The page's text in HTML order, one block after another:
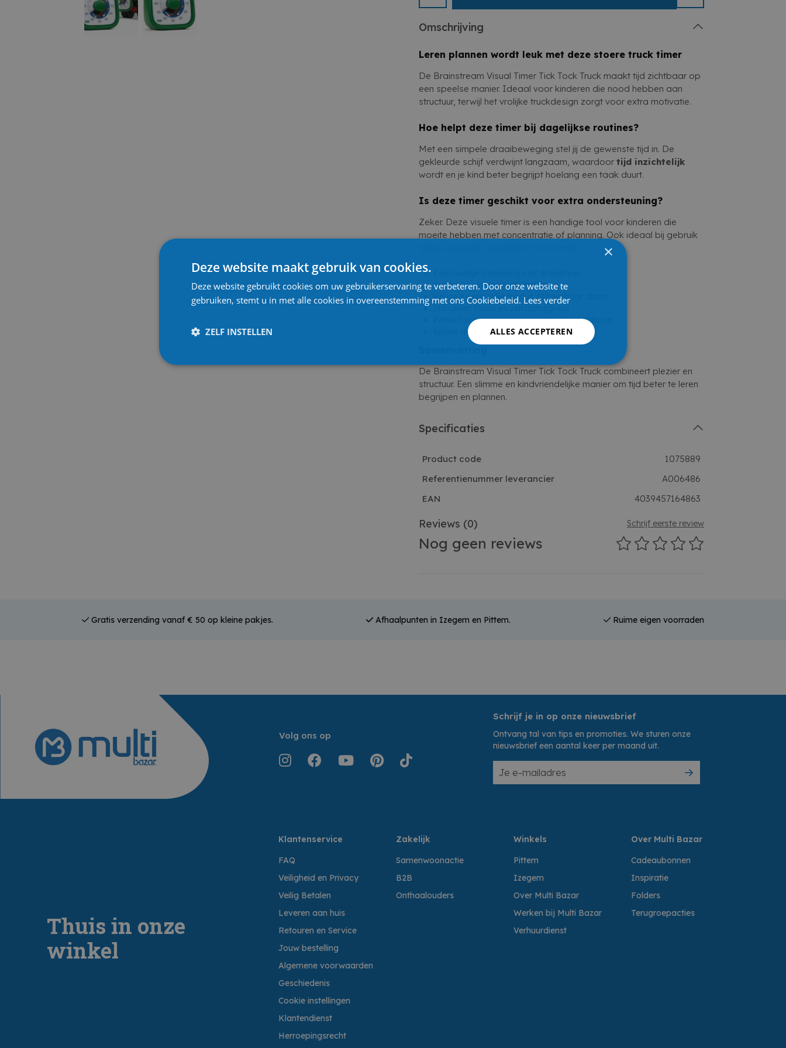
Speels truckdesign dat aanspreekt
De Brainstream Visual Timer Tick Tock Truck combineert plezier
en structuur. Een slimme en kindvriendelijke manier om tijd beter
te leren begrijpen en plannen.
Omschrijving
Leren plannen wordt leuk met deze stoere truck timer
De Brainstream Visual Timer Tick Tock Truck maakt tijd zichtbaar op
een speelse manier. Ideaal voor kinderen die nood hebben aan
structuur, terwijl het vrolijke truckdesign zorgt voor extra motivatie.
Hoe helpt deze timer bij dagelijkse routines?
Met een simpele draaibeweging stel jij de gewenste tijd in. De
gekleurde schijf verdwijnt langzaam, waardoor tijd inzichtelijk
wordt en je kind beter begrijpt hoelang een taak duurt.
Is deze timer geschikt voor extra ondersteuning?
Zeker. Deze visuele timer is een handige tool voor kinderen die
moeite hebben met concentratie of planning. Ook ideaal bij gebruik
Duidelijke visuele tijdsweergave
Keuze tussen stille modus of hoorbaar alarm
Perfect voor kinderen en bij ADHD of autisme
Speels truckdesign dat aanspreekt
De Brainstream Visual Timer Tick Tock Truck combineert plezier en
structuur. Een slimme en kindvriendelijke manier om tijd beter te leren
begrijpen en plannen.
Specificaties
Product code
1075889
Referentienummer leverancier
A006486
EAN
4039457164863
Reviews (0) Schrijf eerste review
Nog geen reviews
Gratis verzending vanaf € 50 op kleine pakjes. Afhaalpunten in Izegem en Pittem. Ruime eigen voorraden
Volg ons op
Schrijf je in op onze nieuwsbrief
Ontvang tal van tips en promoties. We sturen onze
nieuwsbrief een aantal keer per maand uit.
Thuis in onze
winkel
Klantenservice
FAQ
Veiligheid en Privacy
Veilig Betalen
Leveren aan huis
Retouren en Service
Jouw bestelling
Algemene voorwaarden
Geschiedenis
Cookie instellingen
Klantendienst
Herroepingsrecht
Zakelijk
Samenwoonactie
B2B
Onthaalouders
Winkels
Pittem
Izegem
Over Multi Bazar
Werken bij Multi Bazar
Verhuurdienst
Over Multi Bazar
Cadeaubonnen
Inspiratie
Folders
Terugroepacties
×
Deze website maakt gebruik van cookies.
Deze website gebruikt cookies om uw gebruikerservaring te verbeteren. Door onze website te
gebruiken, stemt u in met alle cookies in overeenstemming met ons Cookiebeleid. Lees verder
ALLES ACCEPTEREN
ZELF INSTELLEN